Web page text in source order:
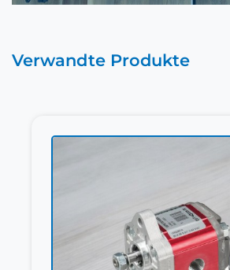
Verwandte Produkte